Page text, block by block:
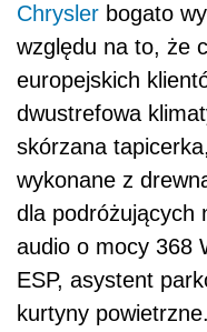
Chrysler bogato
względu na to, że
europejskich
dwustrefowa
skórzana
wykonane z
dla podróżujących
audio o mocy 368
ESP, asystent
kurtyny powietrzne.